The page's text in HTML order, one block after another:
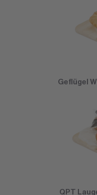
Geflügel
QPT